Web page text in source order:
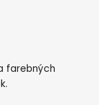
farebných